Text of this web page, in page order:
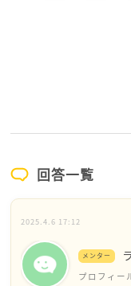
回答一覧
2025.4.6 17:12
メンター
プロフィー